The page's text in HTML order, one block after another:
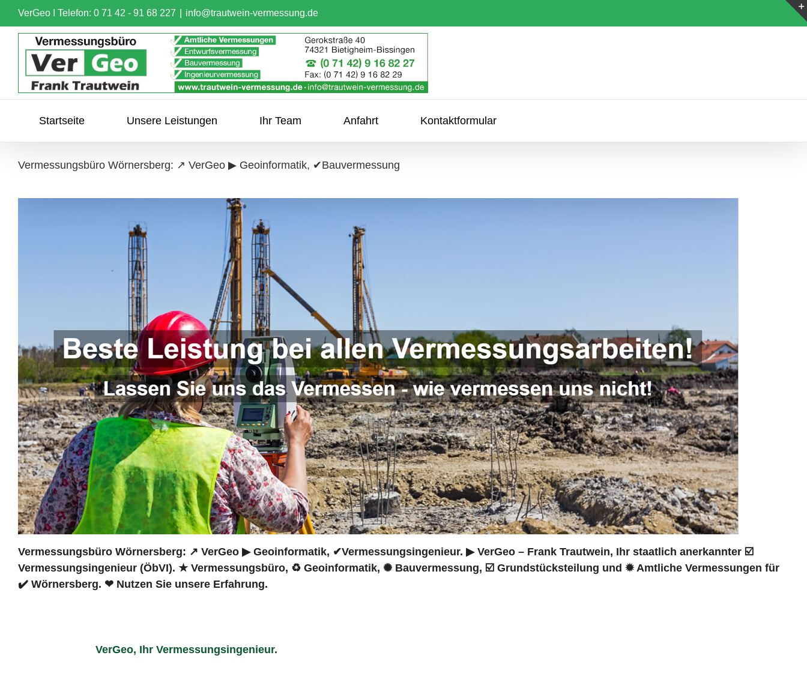
Skip
to
VerGeo I Telefon: 0 71 42 - 91 68 227 info@trautwein-vermessung.de
Startseite Unsere Leistungen Ihr Team Anfahrt Kontaktformular
Vermessungsbüro Wörnersberg: ↗️ VerGeo ▶︎ Geoinformatik, ✔Bauvermessung
Vermessungsbüro Wörnersberg: ↗️ VerGeo ▶︎ Geoinformatik, ✔Vermessungsingenieur. ▶︎ VerGeo – Frank Trautwein, Ihr staatlich anerkannter ☑️
Vermessungsingenieur (ÖbVI). ★ Vermessungsbüro, ♻ Geoinformatik, ✺ Bauvermessung, ☑️ Grundstücksteilung und ✹ Amtliche Vermessungen für
✔️ Wörnersberg. ❤ Nutzen Sie unsere Erfahrung.
VerGeo, Ihr Vermessungsingenieur.